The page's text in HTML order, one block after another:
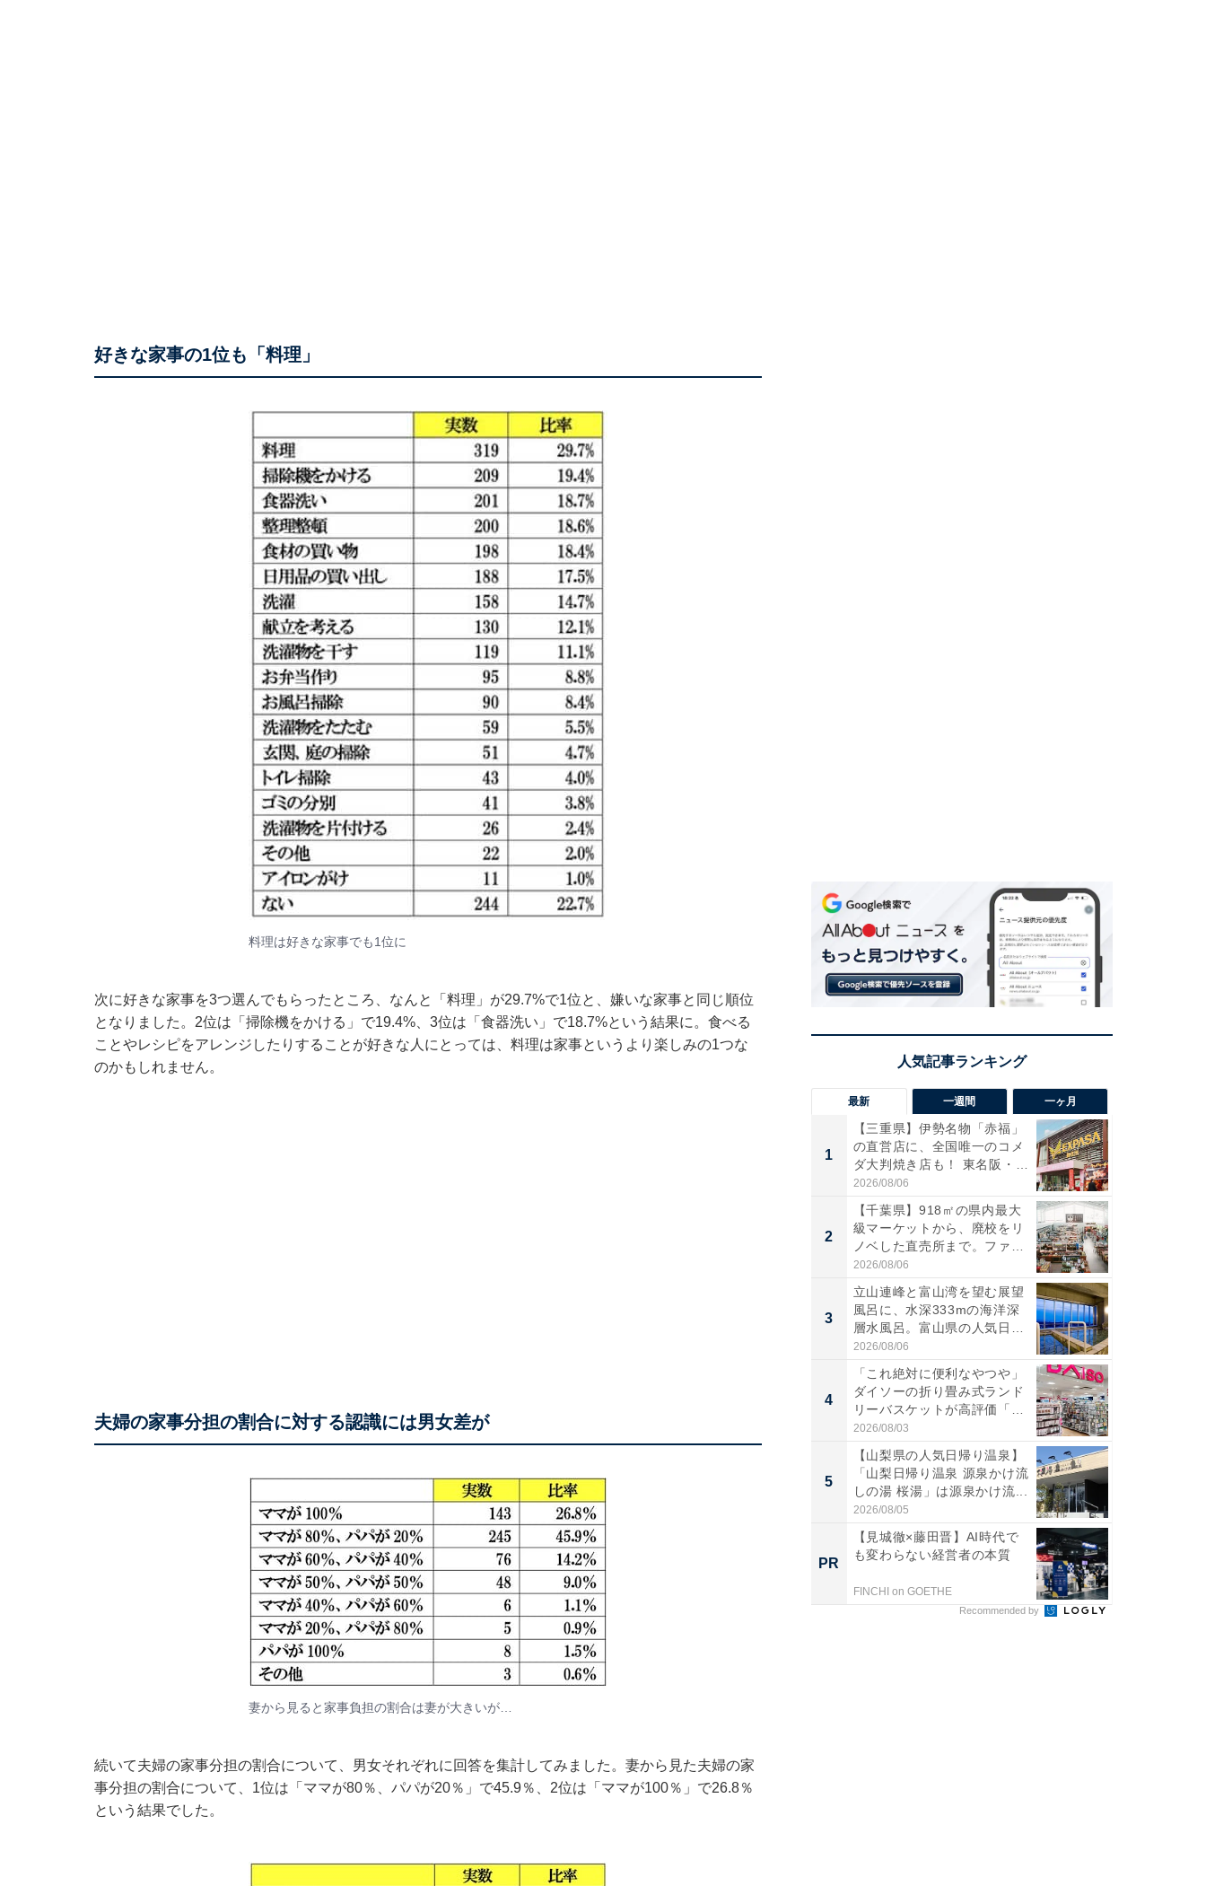
好きな家事の1位も「料理」
料理は好きな家事でも1位に
次に好きな家事を3つ選んでもらったところ、なんと「料理」が29.7%で1位と、嫌いな家事と同じ順位
となりました。2位は「掃除機をかける」で19.4%、3位は「食器洗い」で18.7%という結果に。食べる
ことやレシピをアレンジしたりすることが好きな人にとっては、料理は家事というより楽しみの1つな
のかもしれません。
夫婦の家事分担の割合に対する認識には男女差が
妻から見ると家事負担の割合は妻が大きいが…
続いて夫婦の家事分担の割合について、男女それぞれに回答を集計してみました。妻から見た夫婦の家
事分担の割合について、1位は「ママが80％、パパが20％」で45.9％、2位は「ママが100％」で26.8％
という結果でした。
最新 一週間 一ヶ月
1
【三重県】伊勢名物「赤福」
の直営店に、全国唯一のコメ
ダ大判焼き店も！ 東名阪・
伊...
2026/08/06
2
【千葉県】918㎡の県内最大
級マーケットから、廃校をリ
ノベした直売所まで。ファ
ー...
2026/08/06
3
立山連峰と富山湾を望む展望
風呂に、水深333mの海洋深
層水風呂。富山県の人気日
帰...
2026/08/06
4
「これ絶対に便利なやつや」
ダイソーの折り畳み式ランド
リーバスケットが高評価「使
わ...
2026/08/03
5
【山梨県の人気日帰り温泉】
「山梨日帰り温泉 源泉かけ流
しの湯 桜湯」は源泉かけ流...
2026/08/05
PR
【見城徹×藤田晋】AI時代で
も変わらない経営者の本質
FINCHI on GOETHE
Recommended by